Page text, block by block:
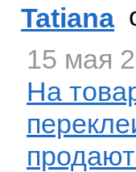
Tatiana
15 мая
На